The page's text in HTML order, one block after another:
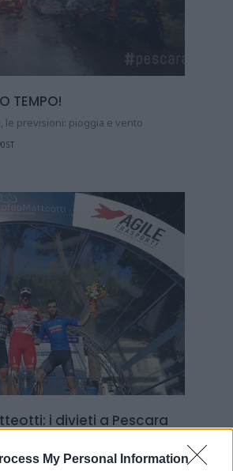
My Personal Information
TEMPO!
le previsioni: pioggia e vento
i divieti a Pescara